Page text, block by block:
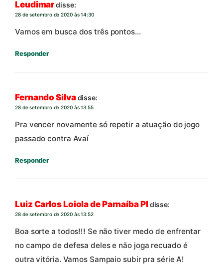
Leudimardisse:
28 de setembro de 2020 às 14:30
Vamos em busca dos três pontos…
Responder
Fernando Silvadisse:
28 de setembro de 2020 às 13:55
Pra vencer novamente só repetir a atuação do jogo
passado contra Avaí
Responder
Luiz Carlos Loiola de Parnaíba PIdisse:
28 de setembro de 2020 às 13:52
Boa sorte a todos!!! Se não tiver medo de enfrentar
no campo de defesa deles e não joga recuado é
outra vitória. Vamos Sampaio subir pra série A!